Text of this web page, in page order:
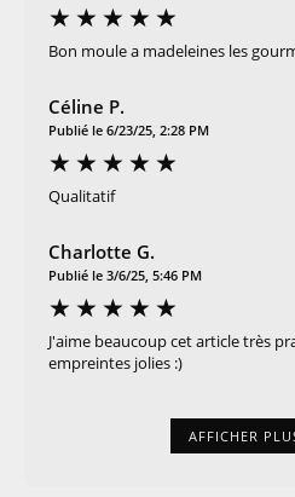
Bon moule a madeleines les
Céline P.
Publié le 6/23/25, 2:28 PM
Qualitatif
Charlotte G.
Publié le 3/6/25, 5:46 PM
J'aime beaucoup cet article très
empreintes jolies :)
AFFICHER